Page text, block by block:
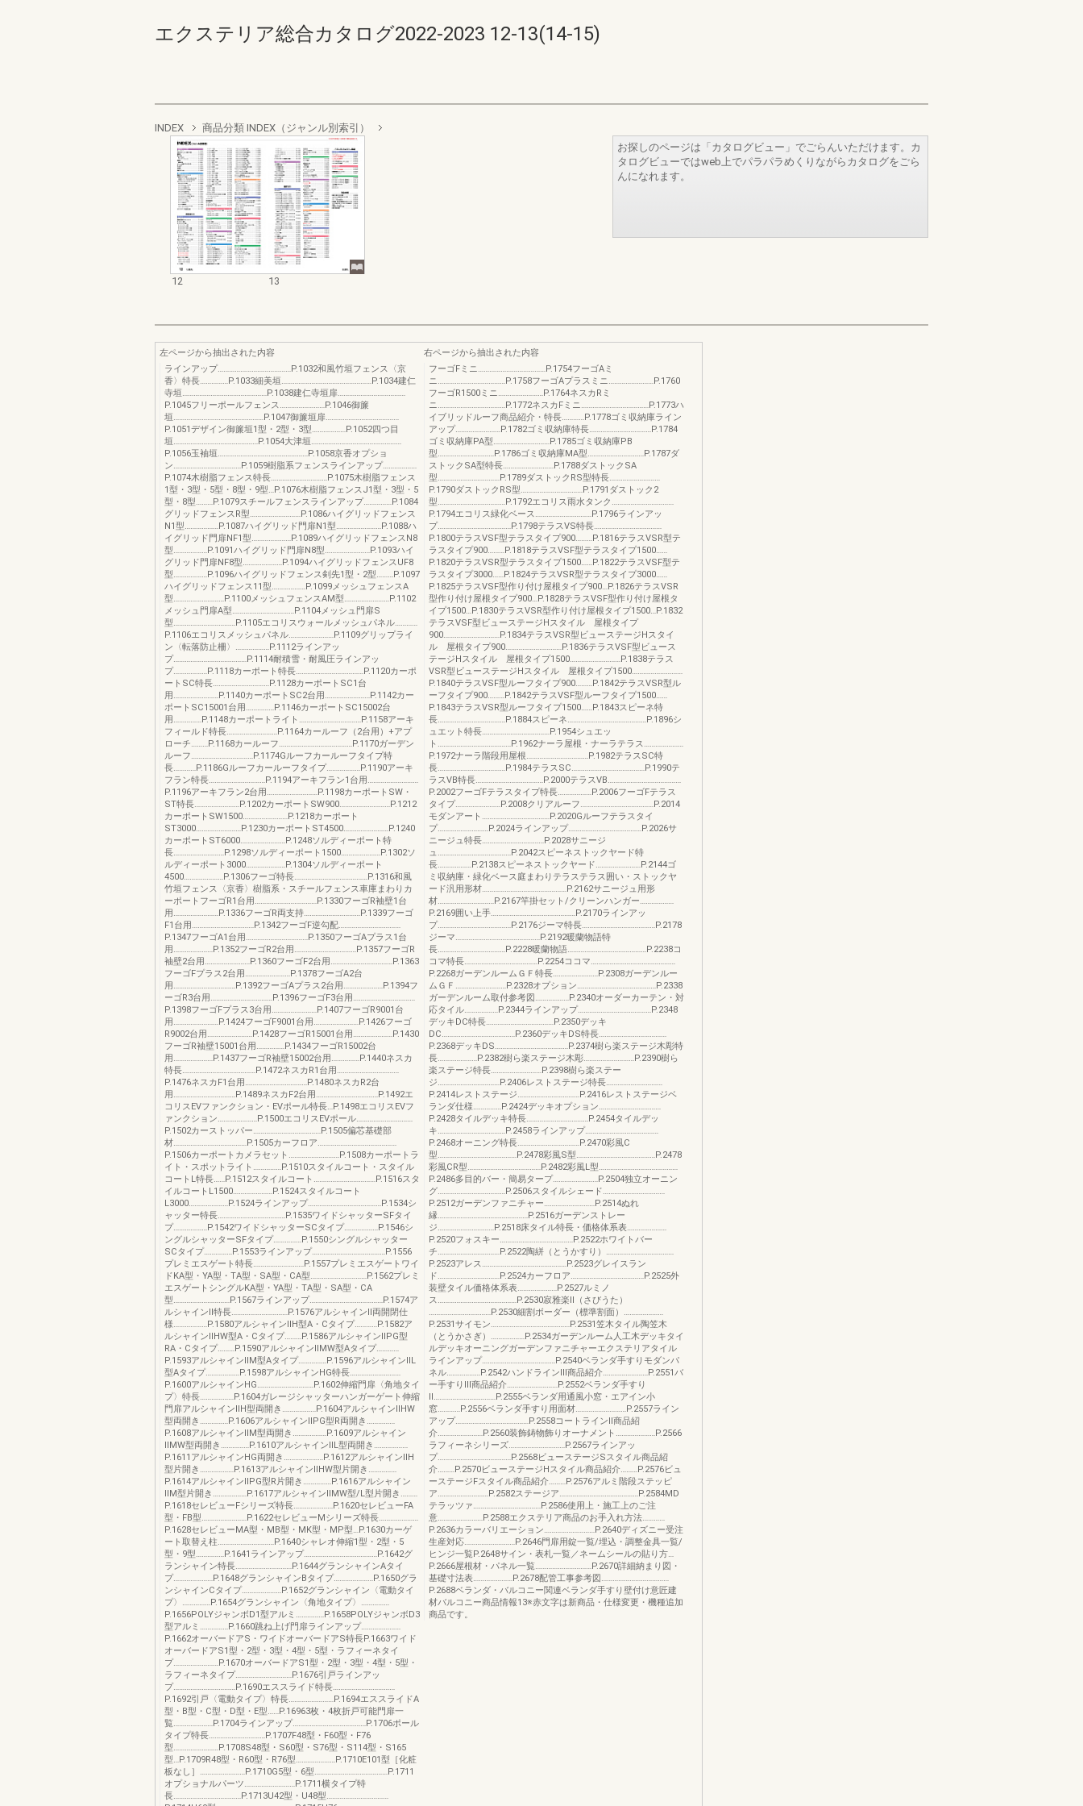
エクステリア総合カタログ2022-2023 12-13(14-15)
INDEX 商品分類 INDEX（ジャンル別索引）
12 13
お探しのページは「カタログビュー」でごらんいただけます。カ
タログビューではweb上でパラパラめくりながらカタログをごら
んになれます。
左ページから抽出された内容
ラインアップ…………………………………P.1032和風竹垣フェンス〈京
香〉特長……………P.1033細美垣…………………………………………P.1034建仁
寺垣………………………………………P.1038建仁寺垣扉………………………………
P.1045フリーポールフェンス……………………P.1046御簾
垣…………………………………………P.1047御簾垣扉…………………………………
P.1051デザイン御簾垣1型・2型・3型………………P.1052四つ目
垣………………………………………P.1054大津垣…………………………………………
P.1056玉袖垣…………………………………………P.1058京香オプショ
ン………………………………P.1059樹脂系フェンスラインアップ………………
P.1074木樹脂フェンス特長…………………………P.1075木樹脂フェンス
1型・3型・5型・8型・9型…P.1076木樹脂フェンスJ1型・3型・5
型・8型………P.1079スチールフェンスラインアップ……………P.1084
グリッドフェンスR型………………………P.1086ハイグリッドフェンス
N1型………………P.1087ハイグリッド門扉N1型……………………P.1088ハ
イグリッド門扉NF1型…………………P.1089ハイグリッドフェンスN8
型………………P.1091ハイグリッド門扉N8型……………………P.1093ハイ
グリッド門扉NF8型…………………P.1094ハイグリッドフェンスUF8
型………………P.1096ハイグリッドフェンス剣先1型・2型………P.1097
ハイグリッドフェンス11型………………P.1099メッシュフェンスA
型………………………P.1100メッシュフェンスAM型……………………P.1102
メッシュ門扉A型……………………………P.1104メッシュ門扉S
型……………………………P.1105エコリスウォールメッシュパネル…………
P.1106エコリスメッシュパネル……………………P.1109グリップライ
ン〈転落防止柵〉………………P.1112ラインアッ
プ…………………………………P.1114耐積雪・耐風圧ラインアッ
プ………………P.1118カーポート特長………………………………P.1120カーポ
ートSC特長…………………………P.1128カーポートSC1台
用……………………P.1140カーポートSC2台用……………………P.1142カー
ポートSC15001台用……………P.1146カーポートSC15002台
用……………P.1148カーポートライト……………………………P.1158アーキ
フィールド特長………………………P.1164カールーフ（2台用）+アプ
ローチ………P.1168カールーフ…………………………………P.1170ガーデン
ルーフ……………………………P.1174Gルーフカールーフタイプ特
長…………P.1186Gルーフカールーフタイプ………………P.1190アーキ
フラン特長…………………………P.1194アーキフラン1台用………………………
P.1196アーキフラン2台用………………………P.1198カーポートSW・
ST特長……………………P.1202カーポートSW900………………………P.1212
カーポートSW1500……………………P.1218カーポート
ST3000……………………P.1230カーポートST4500……………………P.1240
カーポートST6000……………………P.1248ソルディーポート特
長………………………P.1298ソルディーポート1500…………………P.1302ソ
ルディーポート3000…………………P.1304ソルディーポート
4500…………………P.1306フーゴ特長…………………………………P.1316和風
竹垣フェンス〈京香〉樹脂系・スチールフェンス車庫まわりカ
ーポートフーゴR1台用……………………………P.1330フーゴR袖壁1台
用……………………P.1336フーゴR両支持…………………………P.1339フーゴ
F1台用……………………………P.1342フーゴF逆勾配……………………………
P.1347フーゴA1台用……………………………P.1350フーゴAプラス1台
用…………………P.1352フーゴR2台用……………………………P.1357フーゴR
袖壁2台用……………………P.1360フーゴF2台用……………………………P.1363
フーゴFプラス2台用……………………P.1378フーゴA2台
用……………………………P.1392フーゴAプラス2台用…………………P.1394フ
ーゴR3台用……………………………P.1396フーゴF3台用……………………………
P.1398フーゴFプラス3台用……………………P.1407フーゴR9001台
用……………………P.1424フーゴF9001台用……………………P.1426フーゴ
R9002台用……………………P.1428フーゴR15001台用…………………P.1430
フーゴR袖壁15001台用……………P.1434フーゴR15002台
用…………………P.1437フーゴR袖壁15002台用……………P.1440ネスカ
特長…………………………………P.1472ネスカR1台用……………………………
P.1476ネスカF1台用……………………………P.1480ネスカR2台
用……………………………P.1489ネスカF2台用……………………………P.1492エ
コリスEVファンクション・EVポール特長…P.1498エコリスEVフ
ァンクション…………………P.1500エコリスEVポール…………………………
P.1502カーストッパー………………………………P.1505偏芯基礎部
材…………………………………P.1505カーフロア……………………………………
P.1506カーポートカメラセット………………………P.1508カーポートラ
イト・スポットライト……………P.1510スタイルコート・スタイル
コートL特長……P.1512スタイルコート……………………………P.1516スタ
イルコートL1500…………………P.1524スタイルコート
L3000…………………P.1524ラインアップ…………………………………P.1534シ
ャッター特長………………………………P.1535ワイドシャッターSFタイ
プ………………P.1542ワイドシャッターSCタイプ………………P.1546シ
ングルシャッターSFタイプ……………P.1550シングルシャッター
SCタイプ……………P.1553ラインアップ…………………………………P.1556
プレミエスゲート特長………………………P.1557プレミエスゲートワイ
ドKA型・YA型・TA型・SA型・CA型…………………………P.1562プレミ
エスゲートシングルKA型・YA型・TA型・SA型・CA
型…………………………P.1567ラインアップ…………………………………P.1574ア
ルシャインⅡ特長…………………………P.1576アルシャインⅡ両開閉仕
様………………P.1580アルシャインⅡH型A・Cタイプ…………P.1582ア
ルシャインⅡHW型A・Cタイプ………P.1586アルシャインⅡPG型
RA・Cタイプ………P.1590アルシャインⅡMW型Aタイプ…………
P.1593アルシャインⅡM型Aタイプ……………P.1596アルシャインⅡL
型Aタイプ………………P.1598アルシャインHG特長………………………
P.1600アルシャインHG…………………………P.1602伸縮門扉〈角地タイ
プ〉特長………………P.1604ガレージシャッターハンガーゲート伸縮
門扉アルシャインⅡH型両開き………………P.1604アルシャインⅡHW
型両開き……………P.1606アルシャインⅡPG型R両開き……………
P.1608アルシャインⅡM型両開き………………P.1609アルシャイン
ⅡMW型両開き……………P.1610アルシャインⅡL型両開き………………
P.1611アルシャインHG両開き…………………P.1612アルシャインⅡH
型片開き………………P.1613アルシャインⅡHW型片開き……………
P.1614アルシャインⅡPG型R片開き……………P.1616アルシャイン
ⅡM型片開き………………P.1617アルシャインⅡMW型/L型片開き………
P.1618セレビューFシリーズ特長…………………P.1620セレビューFA
型・FB型……………………P.1622セレビューMシリーズ特長…………………
P.1628セレビューMA型・MB型・MK型・MP型…P.1630カーゲ
ート取替え柱…………………………P.1640シャレオ伸縮1型・2型・5
型・9型……………P.1641ラインアップ…………………………………P.1642グ
ランシャイン特長…………………………P.1644グランシャインAタイ
プ…………………P.1648グランシャインBタイプ…………………P.1650グラ
ンシャインCタイプ…………………P.1652グランシャイン〈電動タイ
プ〉……………P.1654グランシャイン〈角地タイプ〉……………
P.1656POLYジャンボD1型アルミ……………P.1658POLYジャンボD3
型アルミ……………P.1660跳ね上げ門扉ラインアップ…………………
P.1662オーバードアS・ワイドオーバードアS特長P.1663ワイド
オーバードアS1型・2型・3型・4型・5型・ラフィーネタイ
プ……………………P.1670オーバードアS1型・2型・3型・4型・5型・
ラフィーネタイプ…………………………P.1676引戸ラインアッ
プ……………………………P.1690エススライド特長……………………………
P.1692引戸〈電動タイプ〉特長……………………P.1694エススライドA
型・B型・C型・D型・E型……P.16963枚・4枚折戸可能門扉一
覧…………………P.1704ラインアップ…………………………………P.1706ポール
タイプ特長…………………………P.1707F48型・F60型・F76
型……………………P.1708S48型・S60型・S76型・S114型・S165
型…P.1709R48型・R60型・R76型…………………P.1710E101型［化粧
板なし］……………………P.1710G5型・6型…………………………………P.1711
オプショナルパーツ………………………P.1711横タイプ特
長………………………………P.1713U42型・U48型……………………………
右ページから抽出された内容
フーゴFミニ………………………………P.1754フーゴAミ
ニ………………………………P.1758フーゴAプラスミニ……………………P.1760
フーゴR1500ミニ……………………P.1764ネスカRミ
ニ………………………………P.1772ネスカFミニ………………………………P.1773ハ
イブリッドルーフ商品紹介・特長…………P.1778ゴミ収納庫ライン
アップ……………………P.1782ゴミ収納庫特長……………………………P.1784
ゴミ収納庫PA型…………………………P.1785ゴミ収納庫PB
型…………………………P.1786ゴミ収納庫MA型…………………………P.1787ダ
ストックSA型特長………………………P.1788ダストックSA
型……………………………P.1789ダストックRS型特長………………………
P.1790ダストックRS型……………………………P.1791ダストック2
型………………………………P.1792エコリス雨水タンク……………………………
P.1794エコリス緑化ベース…………………………P.1796ラインアッ
プ…………………………………P.1798テラスVS特長………………………………
P.1800テラスVSF型テラスタイプ900………P.1816テラスVSR型テ
ラスタイプ900………P.1818テラスVSF型テラスタイプ1500……
P.1820テラスVSR型テラスタイプ1500……P.1822テラスVSF型テ
ラスタイプ3000……P.1824テラスVSR型テラスタイプ3000……
P.1825テラスVSF型作り付け屋根タイプ900…P.1826テラスVSR
型作り付け屋根タイプ900…P.1828テラスVSF型作り付け屋根タ
イプ1500…P.1830テラスVSR型作り付け屋根タイプ1500…P.1832
テラスVSF型ビューステージHスタイル 屋根タイプ
900…………………………P.1834テラスVSR型ビューステージHスタイ
ル 屋根タイプ900…………………………P.1836テラスVSF型ビュース
テージHスタイル 屋根タイプ1500………………………P.1838テラス
VSR型ビューステージHスタイル 屋根タイプ1500………………………
P.1840テラスVSF型ルーフタイプ900………P.1842テラスVSR型ル
ーフタイプ900………P.1842テラスVSF型ルーフタイプ1500……
P.1843テラスVSR型ルーフタイプ1500……P.1843スピーネ特
長………………………………P.1884スピーネ……………………………………P.1896シ
ュエット特長………………………………P.1954シュエッ
ト…………………………………P.1962ナーラ屋根・ナーラテラス…………………
P.1972ナーラ階段用屋根……………………………P.1982テラスSC特
長………………………………P.1984テラスSC…………………………………P.1990テ
ラスVB特長………………………………P.2000テラスVB…………………………………
P.2002フーゴFテラスタイプ特長………………P.2006フーゴFテラス
タイプ……………………P.2008クリアルーフ…………………………………P.2014
モダンアート………………………………P.2020Gルーフテラスタイ
プ………………………P.2024ラインアップ…………………………………P.2026サ
ニージュ特長……………………………P.2028サニージ
ュ…………………………………P.2042スピーネストックヤード特
長………………P.2138スピーネストックヤード……………………P.2144ゴ
ミ収納庫・緑化ベース庭まわりテラステラス囲い・ストックヤ
ード汎用形材………………………………………P.2162サニージュ用形
材…………………………P.2167竿掛セット/クリーンハンガー………………
P.2169囲い上手………………………………………P.2170ラインアッ
プ…………………………………P.2176ジーマ特長…………………………………P.2178
ジーマ………………………………………P.2192暖蘭物語特
長………………………………P.2228暖蘭物語……………………………………P.2238コ
コマ特長…………………………………P.2254ココマ………………………………………
P.2268ガーデンルームＧＦ特長……………………P.2308ガーデンルー
ムＧＦ………………………P.2328オプション……………………………………P.2338
ガーデンルーム取付参考図………………P.2340オーダーカーテン・対
応タイル………………P.2344ラインアップ…………………………………P.2348
デッキDC特長………………………………P.2350デッキ
DC…………………………………P.2360デッキDS特長………………………………
P.2368デッキDS…………………………………P.2374樹ら楽ステージ木彫特
長…………………P.2382樹ら楽ステージ木彫………………………P.2390樹ら
楽ステージ特長………………………P.2398樹ら楽ステー
ジ……………………………P.2406レストステージ特長…………………………
P.2414レストステージ……………………………P.2416レストステージベ
ランダ仕様……………P.2424デッキオプション……………………………
P.2428タイルデッキ特長……………………………P.2454タイルデッ
キ………………………………P.2458ラインアップ…………………………………
P.2468オーニング特長……………………………P.2470彩風C
型……………………………………P.2478彩風S型……………………………………P.2478
彩風CR型…………………………………P.2482彩風L型……………………………………
P.2486多目的バー・簡易タープ……………………P.2504独立オーニン
グ………………………………P.2506スタイルシェード……………………………
P.2512ガーデンファニチャー………………………P.2514ぬれ
縁…………………………………………P.2516ガーデンストレー
ジ…………………………P.2518床タイル特長・価格体系表…………………
P.2520フォスキー…………………………………P.2522ホワイトバー
チ……………………………P.2522陶絣（とうかすり）………………………………
P.2523アレス………………………………………P.2523グレイスラン
ド……………………………P.2524カーフロア…………………………………P.2525外
装壁タイル価格体系表…………………P.2527ルミノ
ス……………………………………P.2530寂雅楽Ⅱ（さびうた）
……………………………P.2530細割ボーダー（標準割面）…………………
P.2531サイモン……………………………………P.2531笠木タイル陶笠木
（とうかさぎ）………………P.2534ガーデンルーム人工木デッキタイ
ルデッキオーニングガーデンファニチャーエクステリアタイル
ラインアップ…………………………………P.2540ベランダ手すりモダンパ
ネル………………P.2542ハンドラインⅢ商品紹介……………………P.2551バ
ー手すりⅢ商品紹介………………………P.2552ベランダ手すり
Ⅱ……………………………P.2555ベランダ用通風小窓・エアイン小
窓…………P.2556ベランダ手すり用面材………………………P.2557ライン
アップ…………………………………P.2558コートラインⅡ商品紹
介……………………P.2560装飾鋳物飾りオーナメント…………………P.2566
ラフィーネシリーズ…………………………P.2567ラインアッ
プ…………………………………P.2568ビューステージSスタイル商品紹
介………P.2570ビューステージHスタイル商品紹介………P.2576ビュ
ーステージFスタイル商品紹介………P.2576アルミ階段ステッピ
ア………………………P.2582ステージア……………………………………P.2584MD
テラッツァ………………………………P.2586使用上・施工上のご注
意……………………P.2588エクステリア商品のお手入れ方法…………
P.2636カラーバリエーション………………………P.2640ディズニー受注
生産対応………………………P.2646門扉用錠一覧/埋込・調整金具一覧/
ヒンジ一覧P.2648サイン・表札一覧／ネームシールの貼り方…
P.2666屋根材・パネル一覧…………………………P.2670詳細納まり図・
基礎寸法表…………………P.2678配管工事参考図………………………………
P.2688ベランダ・バルコニー関連ベランダ手すり壁付け意匠建
材バルコニー商品情報13※赤文字は新商品・仕様変更・機種追加
商品です。